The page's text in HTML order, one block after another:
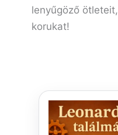
lenyűgöző
korukat!